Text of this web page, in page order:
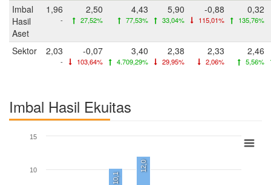
Imbal
Hasil
Aset
1,96
-
2,50
27,52%
4,43
77,53%
5,90
33,04%
-0,88
115,01%
0,32
135,76%
Sektor 2,03
-
-0,07
103,64%
3,40
4.709,29%
2,38
29,95%
2,33
2,06%
2,46
5,56%
Imbal Hasil Ekuitas
10,1
12,0
10
15